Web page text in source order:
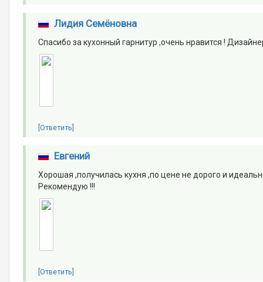
Лидия Семёновна
Спасибо за кухонный гарнитур ,очень нравится !
[Ответить]
Евгений
Хорошая ,получилась кухня ,по цене не дорого и
Рекомендую !!!
[Ответить]